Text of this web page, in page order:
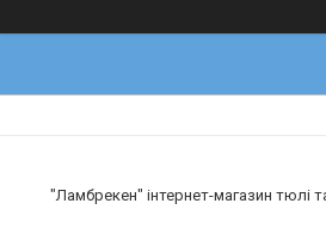
"Ламбрекен" інтернет-магазин тюлі